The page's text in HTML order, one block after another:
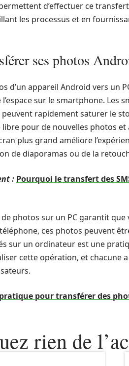
d’effectuer ce
les processus et en
ses photos
d’un appareil Android vers un
sur le smartphone.
rapidement saturer le
pour de nouvelles photos
plus grand améliore
de diaporamas ou de la
: Pourquoi le transfert des
photos sur un PC garantit
ces photos peuvent
sur un ordinateur est une
cette opération, et chacune
pour transférer des
rien de